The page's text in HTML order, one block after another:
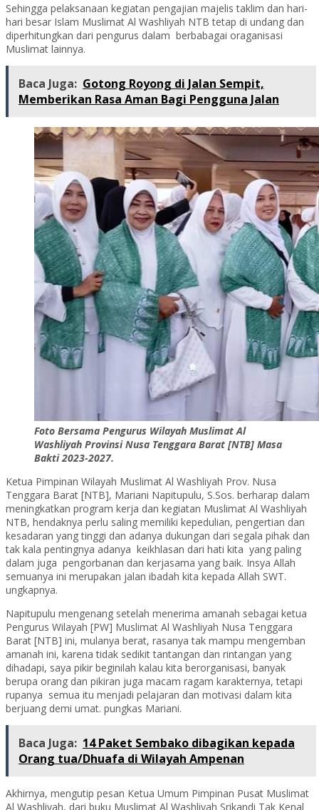
Sehingga pelaksanaan kegiatan pengajian majelis taklim dan hari-
hari besar Islam Muslimat Al Washliyah NTB tetap di undang dan
diperhitungkan dari pengurus dalam berbabagai oraganisasi
Muslimat lainnya.
Baca Juga: Gotong Royong di Jalan Sempit,
Memberikan Rasa Aman Bagi Pengguna Jalan
Foto Bersama Pengurus Wilayah Muslimat Al
Washliyah Provinsi Nusa Tenggara Barat [NTB] Masa
Bakti 2023-2027.
Ketua Pimpinan Wilayah Muslimat Al Washliyah Prov. Nusa
Tenggara Barat [NTB], Mariani Napitupulu, S.Sos. berharap dalam
meningkatkan program kerja dan kegiatan Muslimat Al Washliyah
NTB, hendaknya perlu saling memiliki kepedulian, pengertian dan
kesadaran yang tinggi dan adanya dukungan dari segala pihak dan
tak kala pentingnya adanya keikhlasan dari hati kita yang paling
dalam juga pengorbanan dan kerjasama yang baik. Insya Allah
semuanya ini merupakan jalan ibadah kita kepada Allah SWT.
ungkapnya.
Napitupulu mengenang setelah menerima amanah sebagai ketua
Pengurus Wilayah [PW] Muslimat Al Washliyah Nusa Tenggara
Barat [NTB] ini, mulanya berat, rasanya tak mampu mengemban
amanah ini, karena tidak sedikit tantangan dan rintangan yang
dihadapi, saya pikir beginilah kalau kita berorganisasi, banyak
berupa orang dan pikiran juga macam ragam karakternya, tetapi
rupanya semua itu menjadi pelajaran dan motivasi dalam kita
berjuang demi umat. pungkas Mariani.
Baca Juga: 14 Paket Sembako dibagikan kepada
Orang tua/Dhuafa di Wilayah Ampenan
Akhirnya, mengutip pesan Ketua Umum Pimpinan Pusat Muslimat
Al Washliyah, dari buku Muslimat Al Washliyah Srikandi Tak Kenal